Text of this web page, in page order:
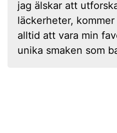
jag älskar att
läckerheter,
alltid att vara min
unika smaken som